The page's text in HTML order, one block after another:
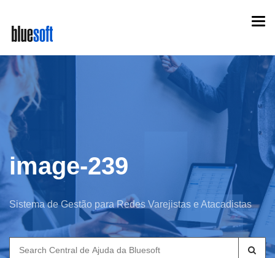
main
content
image-239
Sistema de Gestão para Redes Varejistas e Atacadistas
Search